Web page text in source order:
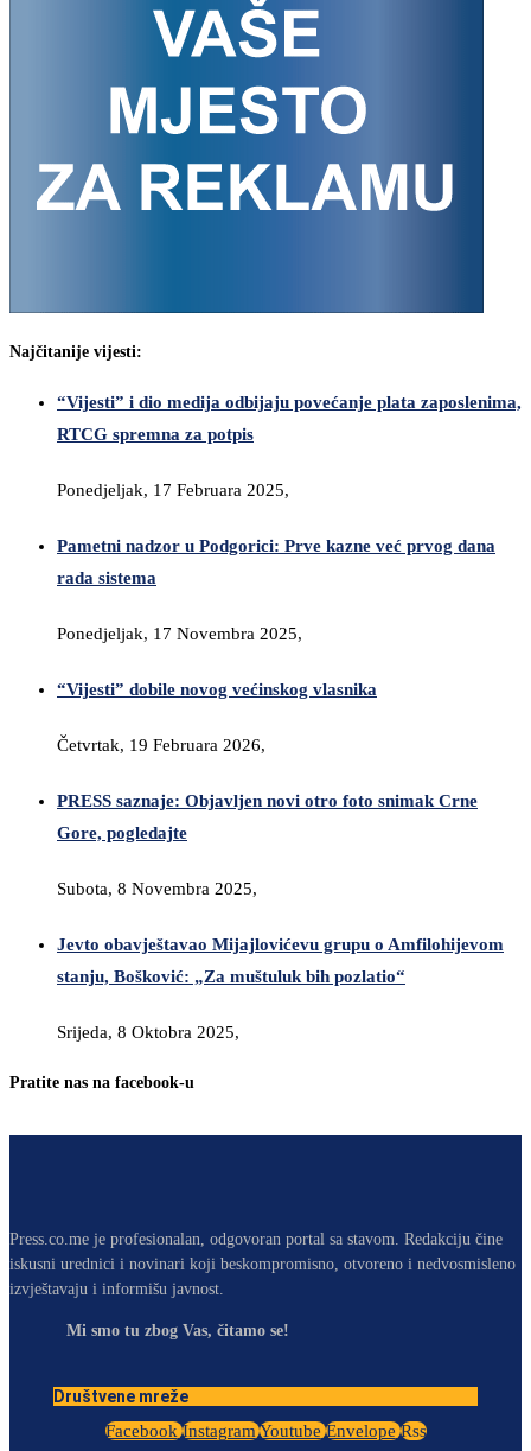
Najčitanije vijesti:
“Vijesti” i dio medija odbijaju povećanje plata zaposlenima,
RTCG spremna za potpis
Ponedjeljak, 17 Februara 2025,
Pametni nadzor u Podgorici: Prve kazne već prvog dana
rada sistema
Ponedjeljak, 17 Novembra 2025,
“Vijesti” dobile novog većinskog vlasnika
Četvrtak, 19 Februara 2026,
PRESS saznaje: Objavljen novi otro foto snimak Crne
Gore, pogledajte
Subota, 8 Novembra 2025,
Jevto obavještavao Mijajlovićevu grupu o Amfilohijevom
stanju, Bošković: „Za muštuluk bih pozlatio“
Srijeda, 8 Oktobra 2025,
Pratite nas na facebook-u
Press.co.me je profesionalan, odgovoran portal sa stavom. Redakciju čine
iskusni urednici i novinari koji beskompromisno, otvoreno i nedvosmisleno
izvještavaju i informišu javnost.
Mi smo tu zbog Vas, čitamo se!
Društvene mreže
Facebook Instagram Youtube Envelope Rss